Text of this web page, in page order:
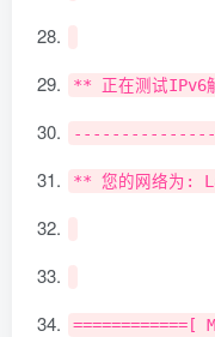
** 正在测试IPv6
** 您的网络为:
============[